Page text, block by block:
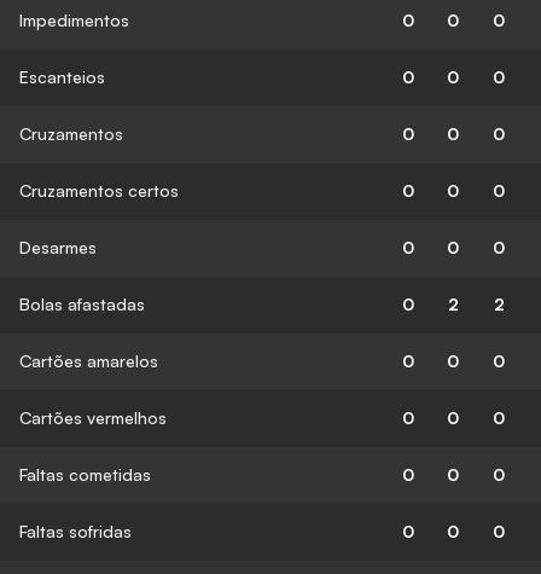
Impedimentos 0 0 0
Escanteios 0 0 0
Cruzamentos 0 0 0
Cruzamentos certos 0 0 0
Desarmes 0 0 0
Bolas afastadas 0 2 2
Cartões amarelos 0 0 0
Cartões vermelhos 0 0 0
Faltas cometidas 0 0 0
Faltas sofridas 0 0 0